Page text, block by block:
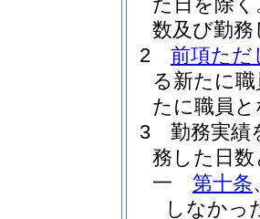
数及び勤
2
前項ただ
る新たに
たに職員
3
勤務実績
務した日
一
第十条
しなかっ